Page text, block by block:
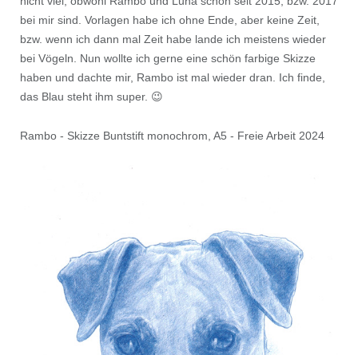
bei mir sind. Vorlagen habe ich ohne Ende, aber keine Zeit,
bzw. wenn ich dann mal Zeit habe lande ich meistens wieder
bei Vögeln. Nun wollte ich gerne eine schön farbige Skizze
haben und dachte mir, Rambo ist mal wieder dran. Ich finde,
das Blau steht ihm super. 😉
Rambo - Skizze Buntstift monochrom, A5 - Freie Arbeit 2024